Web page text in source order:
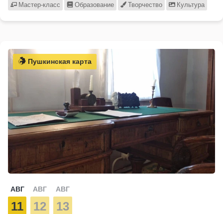
Мастер-класс Образование Творчество Культура
Пушкинская карта
АВГ
11
АВГ
12
АВГ
13